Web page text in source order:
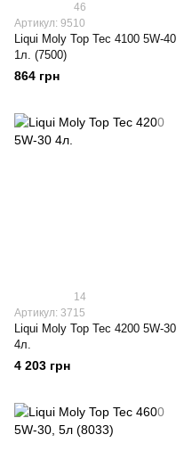
46
Артикул: 9510
Liqui Moly Top Tec 4100 5W-40
1л. (7500)
864 грн
14
Артикул: 3715
Liqui Moly Top Tec 4200 5W-30
4л.
4 203 грн